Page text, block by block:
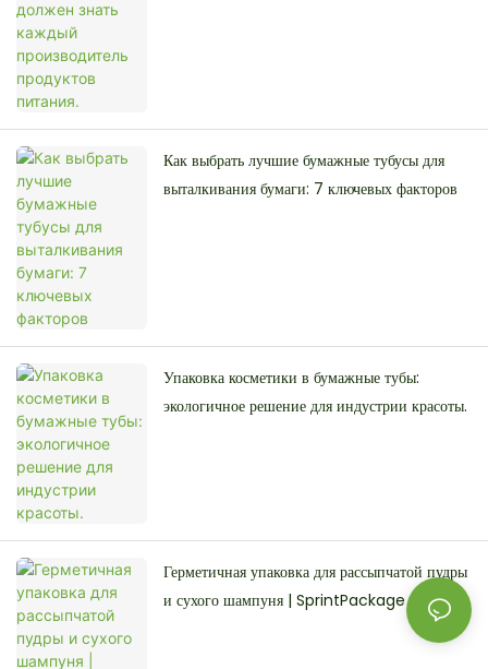
Как выбрать лучшие бумажные тубусы для
выталкивания бумаги: 7 ключевых факторов
Упаковка косметики в бумажные тубы:
экологичное решение для индустрии красоты.
Герметичная упаковка для рассыпчатой ​​пудры
и сухого шампуня | SprintPackage